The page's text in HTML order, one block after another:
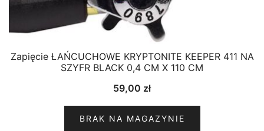
Zapięcie ŁAŃCUCHOWE KRYPTONITE KEEPER 411 NA
SZYFR BLACK 0,4 CM X 110 CM
59,00 zł
BRAK NA MAGAZYNIE